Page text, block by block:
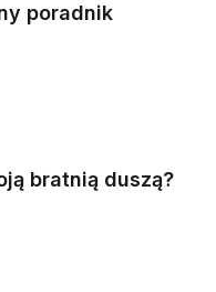
poradnik
bratnią duszą?